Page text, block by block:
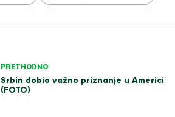
PRETHODNO
Srbin dobio važno priznanje u Americi
(FOTO)